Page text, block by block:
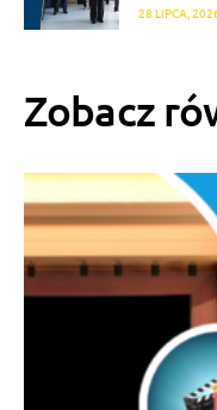
28 LIPCA,
Zobacz